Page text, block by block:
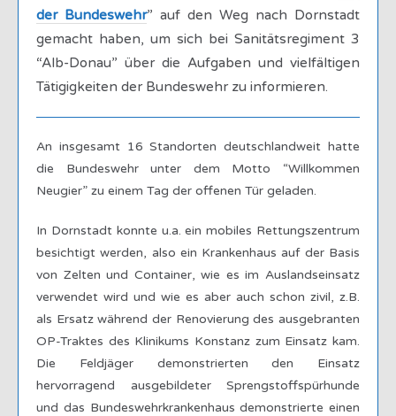
der Bundeswehr” auf den Weg nach Dornstadt
gemacht haben, um sich bei Sanitätsregiment 3
“Alb-Donau” über die Aufgaben und vielfältigen
Tätigigkeiten der Bundeswehr zu informieren.
An insgesamt 16 Standorten deutschlandweit hatte
die Bundeswehr unter dem Motto “Willkommen
Neugier” zu einem Tag der offenen Tür geladen.
In Dornstadt konnte u.a. ein mobiles Rettungszentrum
besichtigt werden, also ein Krankenhaus auf der Basis
von Zelten und Container, wie es im Auslandseinsatz
verwendet wird und wie es aber auch schon zivil, z.B.
als Ersatz während der Renovierung des ausgebranten
OP-Traktes des Klinikums Konstanz zum Einsatz kam.
Die Feldjäger demonstrierten den Einsatz
hervorragend ausgebildeter Sprengstoffspürhunde
und das Bundeswehrkrankenhaus demonstrierte einen